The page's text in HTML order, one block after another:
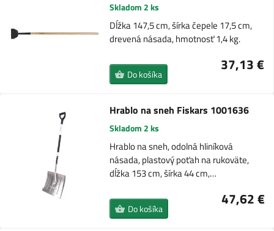
Skladom 2 ks
Dĺžka 147,5 cm, šírka čepele 17,5 cm,
drevená násada, hmotnosť 1,4 kg.
37,13 €
Do košíka
Hrablo na sneh Fiskars 1001636
Skladom 2 ks
Hrablo na sneh, odolná hliníková
násada, plastový poťah na rukoväte,
dĺžka 153 cm, šírka 44 cm,…
47,62 €
Do košíka